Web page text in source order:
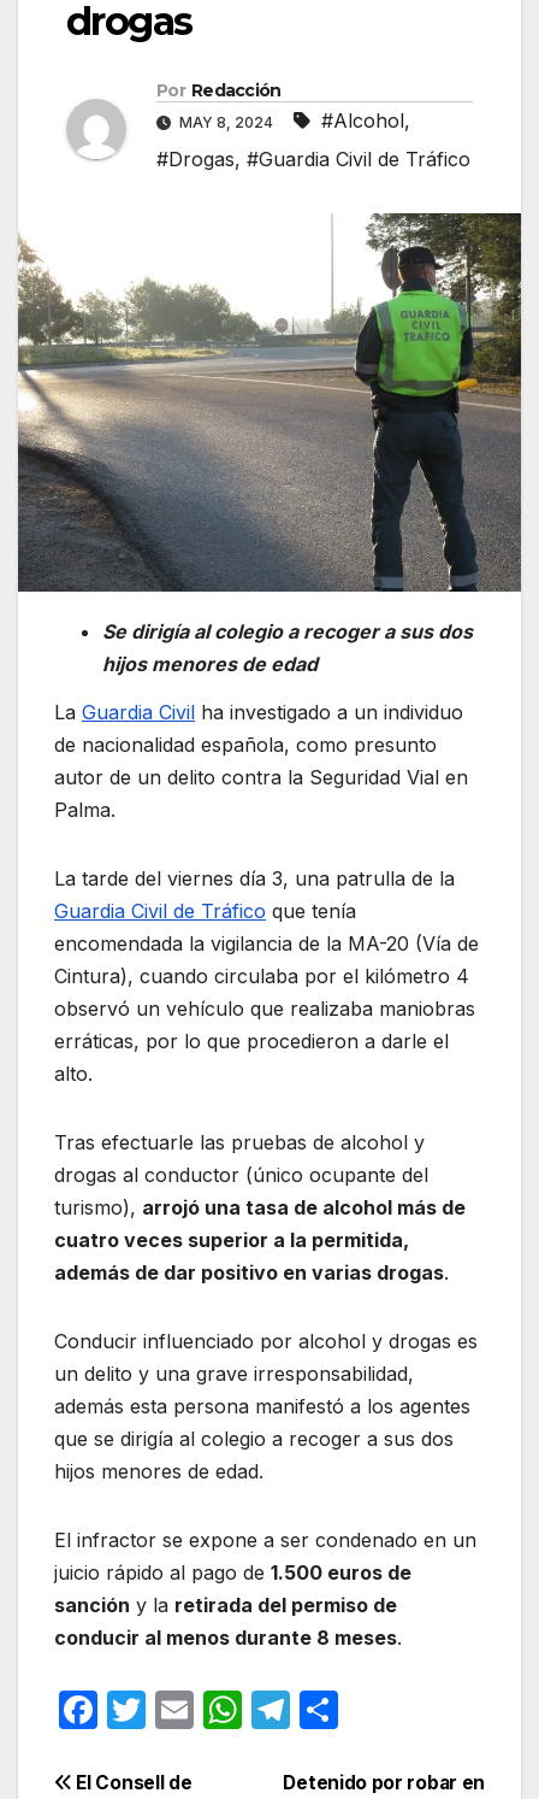
drogas
Por Redacción
MAY 8, 2024 #Alcohol,
#Drogas, #Guardia Civil de Tráfico
Se dirigía al colegio a recoger a sus dos
hijos menores de edad
La Guardia Civil ha investigado a un individuo
de nacionalidad española, como presunto
autor de un delito contra la Seguridad Vial en
Palma.
La tarde del viernes día 3, una patrulla de la
Guardia Civil de Tráfico que tenía
encomendada la vigilancia de la MA-20 (Vía de
Cintura), cuando circulaba por el kilómetro 4
observó un vehículo que realizaba maniobras
erráticas, por lo que procedieron a darle el
alto.
Tras efectuarle las pruebas de alcohol y
drogas al conductor (único ocupante del
turismo), arrojó una tasa de alcohol más de
cuatro veces superior a la permitida,
además de dar positivo en varias drogas.
Conducir influenciado por alcohol y drogas es
un delito y una grave irresponsabilidad,
además esta persona manifestó a los agentes
que se dirigía al colegio a recoger a sus dos
hijos menores de edad.
El infractor se expone a ser condenado en un
juicio rápido al pago de 1.500 euros de
sanción y la retirada del permiso de
conducir al menos durante 8 meses.
F
c
T
itt
E
W T
e m
Navegación
Detenido por robar en
El Consell de